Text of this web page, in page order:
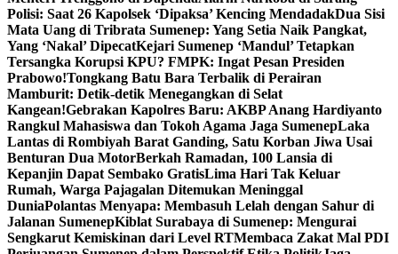
Polisi: Saat 26 Kapolsek ‘Dipaksa’ Kencing MendadakDua Sisi
Mata Uang di Tribrata Sumenep: Yang Setia Naik Pangkat,
Yang ‘Nakal’ DipecatKejari Sumenep ‘Mandul’ Tetapkan
Tersangka Korupsi KPU? FMPK: Ingat Pesan Presiden
Prabowo!Tongkang Batu Bara Terbalik di Perairan
Mamburit: Detik-detik Menegangkan di Selat
Kangean!Gebrakan Kapolres Baru: AKBP Anang Hardiyanto
Rangkul Mahasiswa dan Tokoh Agama Jaga SumenepLaka
Lantas di Rombiyah Barat Ganding, Satu Korban Jiwa Usai
Benturan Dua MotorBerkah Ramadan, 100 Lansia di
Kepanjin Dapat Sembako GratisLima Hari Tak Keluar
Rumah, Warga Pajagalan Ditemukan Meninggal
DuniaPolantas Menyapa: Membasuh Lelah dengan Sahur di
Jalanan SumenepKiblat Surabaya di Sumenep: Mengurai
Sengkarut Kemiskinan dari Level RTMembaca Zakat Mal PDI